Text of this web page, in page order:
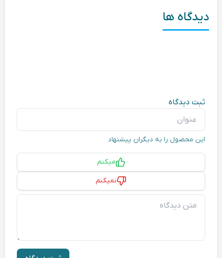
دیدگاه ها
ثبت دیدگاه
عنوان
این محصول را به دیگران پیشنهاد
پیشنهاد
میکنم
نمیکنم
متن دیدگاه